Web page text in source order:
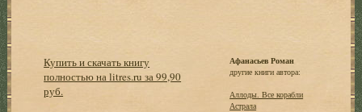
Купить и скачать книгу
полностью на litres.ru за 99,90
руб.
Афанасьев Роман
другие книги автора:
Аллоды. Все корабли
Астрала